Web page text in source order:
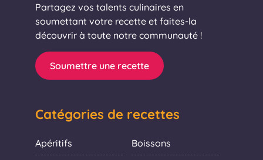
Partagez vos talents culinaires en
soumettant votre recette et faites-la
découvrir à toute notre communauté !
Soumettre une recette
Catégories de recettes
Apéritifs Boissons